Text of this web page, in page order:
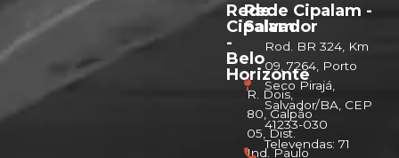
Rede
Cipalam
-
Belo
Horizonte
R. Dois,
80, Galpão
05, Dist.
Ind. Paulo
Rede Cipalam -
Salvador
Rod. BR 324, Km
09, 7264, Porto
Seco Pirajá,
Salvador/BA, CEP
41233-030
Televendas: 71